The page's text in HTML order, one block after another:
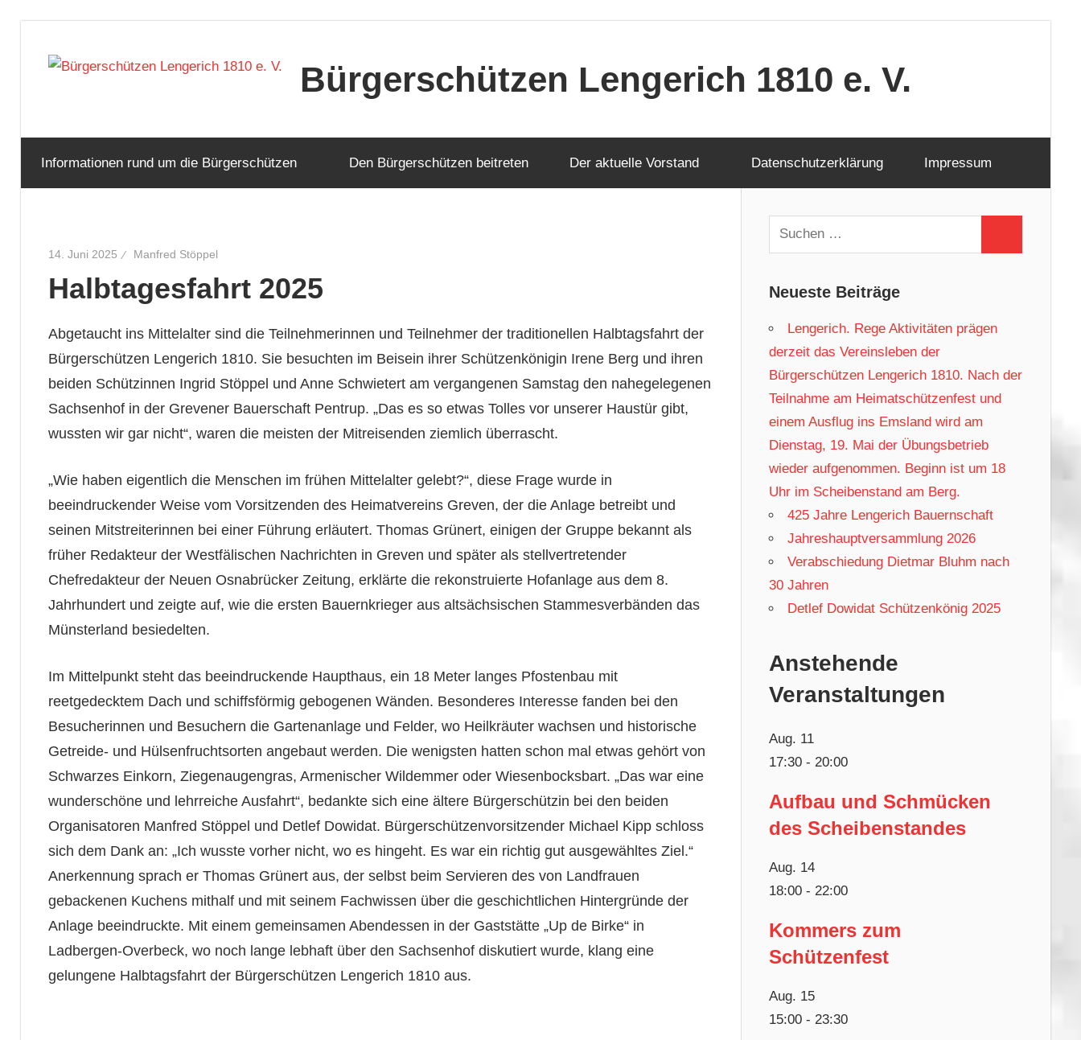
Inhalt
Bürgerschützen Lengerich 1810 e. V.
Informationen rund um die Bürgerschützen Den Bürgerschützen beitreten Der aktuelle Vorstand Datenschutzerklärung Impressum
14. Juni 2025 Manfred Stöppel
Halbtagesfahrt 2025
Abgetaucht ins Mittelalter sind die Teilnehmerinnen und Teilnehmer der traditionellen Halbtagsfahrt der
Bürgerschützen Lengerich 1810. Sie besuchten im Beisein ihrer Schützenkönigin Irene Berg und ihren
beiden Schützinnen Ingrid Stöppel und Anne Schwietert am vergangenen Samstag den nahegelegenen
Sachsenhof in der Grevener Bauerschaft Pentrup. „Das es so etwas Tolles vor unserer Haustür gibt,
wussten wir gar nicht“, waren die meisten der Mitreisenden ziemlich überrascht.
„Wie haben eigentlich die Menschen im frühen Mittelalter gelebt?“, diese Frage wurde in
beeindruckender Weise vom Vorsitzenden des Heimatvereins Greven, der die Anlage betreibt und
seinen Mitstreiterinnen bei einer Führung erläutert. Thomas Grünert, einigen der Gruppe bekannt als
früher Redakteur der Westfälischen Nachrichten in Greven und später als stellvertretender
Chefredakteur der Neuen Osnabrücker Zeitung, erklärte die rekonstruierte Hofanlage aus dem 8.
Jahrhundert und zeigte auf, wie die ersten Bauernkrieger aus altsächsischen Stammesverbänden das
Münsterland besiedelten.
Im Mittelpunkt steht das beeindruckende Haupthaus, ein 18 Meter langes Pfostenbau mit
reetgedecktem Dach und schiffsförmig gebogenen Wänden. Besonderes Interesse fanden bei den
Besucherinnen und Besuchern die Gartenanlage und Felder, wo Heilkräuter wachsen und historische
Getreide- und Hülsenfruchtsorten angebaut werden. Die wenigsten hatten schon mal etwas gehört von
Schwarzes Einkorn, Ziegenaugengras, Armenischer Wildemmer oder Wiesenbocksbart. „Das war eine
wunderschöne und lehrreiche Ausfahrt“, bedankte sich eine ältere Bürgerschützin bei den beiden
Organisatoren Manfred Stöppel und Detlef Dowidat. Bürgerschützenvorsitzender Michael Kipp schloss
sich dem Dank an: „Ich wusste vorher nicht, wo es hingeht. Es war ein richtig gut ausgewähltes Ziel.“
Anerkennung sprach er Thomas Grünert aus, der selbst beim Servieren des von Landfrauen
gebackenen Kuchens mithalf und mit seinem Fachwissen über die geschichtlichen Hintergründe der
Anlage beeindruckte. Mit einem gemeinsamen Abendessen in der Gaststätte „Up de Birke“ in
Ladbergen-Overbeck, wo noch lange lebhaft über den Sachsenhof diskutiert wurde, klang eine
gelungene Halbtagsfahrt der Bürgerschützen Lengerich 1810 aus.
Suchen
nach:
Neueste Beiträge
Lengerich. Rege Aktivitäten prägen
derzeit das Vereinsleben der
Bürgerschützen Lengerich 1810. Nach der
Teilnahme am Heimatschützenfest und
einem Ausflug ins Emsland wird am
Dienstag, 19. Mai der Übungsbetrieb
wieder aufgenommen. Beginn ist um 18
Uhr im Scheibenstand am Berg.
425 Jahre Lengerich Bauernschaft
Jahreshauptversammlung 2026
Verabschiedung Dietmar Bluhm nach
30 Jahren
Detlef Dowidat Schützenkönig 2025
Anstehende
Veranstaltungen
Aug. 11
17:30- 20:00
Aufbau und Schmücken
des Scheibenstandes
Aug. 14
18:00- 22:00
Kommers zum
Schützenfest
Aug. 15
15:00- 23:30